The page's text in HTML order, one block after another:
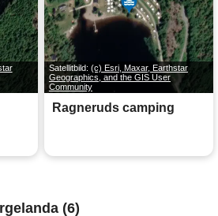
Satellitbild: (c) Esri, Maxar, Earthstar
Geographics, and the GIS User
Community
Ragneruds camping
(6)